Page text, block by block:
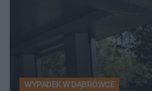
WYPADEK W DĄBRÓWCE